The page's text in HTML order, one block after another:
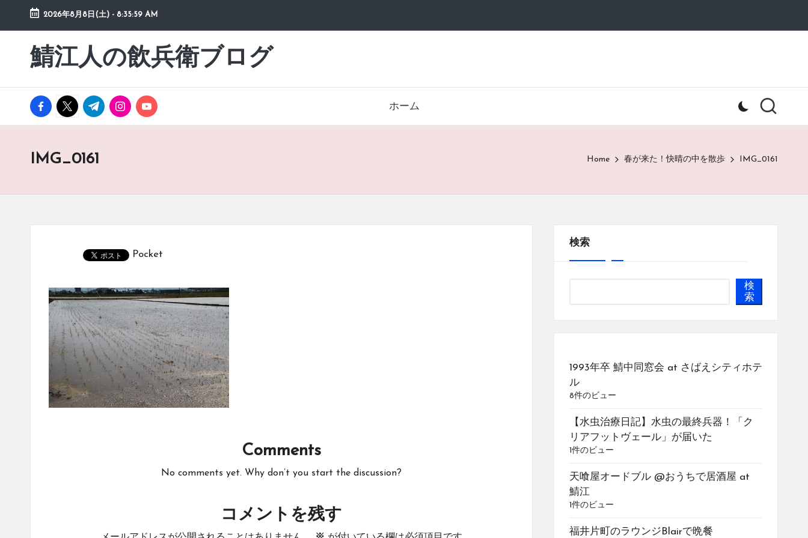
Skip
content
2026年8月8日(土) - 8:35:59 AM
鯖江人の飲兵衛ブログ
日々
の
然
草
facebook.com
twitter.com
t.me instagram.com
youtube.com ホーム
IMG_0161 Home 春が来た！快晴の中を散歩 IMG_0161
Pocket
Comments
No comments yet. Why don’t you start the discussion?
コメントを残す
検索
検
索
1993年卒 鯖中同窓会 at さばえシティホテ
ル
8件のビュー
【水虫治療日記】水虫の最終兵器！「ク
リアフットヴェール」が届いた
1件のビュー
天喰屋オードブル @おうちで居酒屋 at
鯖江
1件のビュー
福井片町のラウンジBlairで晩餐